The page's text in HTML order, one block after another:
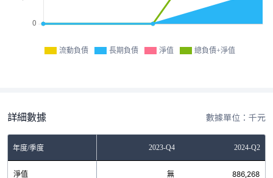
流動負債 長期負債 淨值 總負債+淨值
詳細數據 數據單位：千元
年度/季度 2023-Q4 2024-Q2
淨值 無 886,268